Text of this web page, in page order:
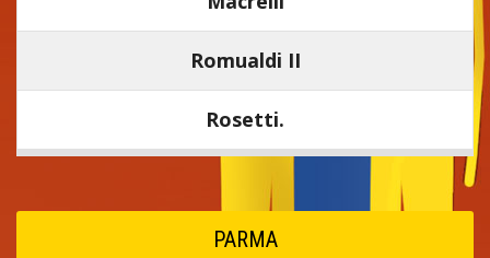
Romualdi II
Rosetti.
PARMA